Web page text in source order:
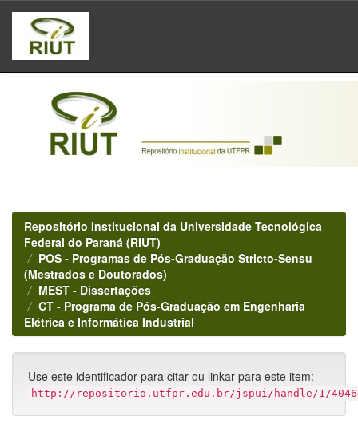
Skip
navigation
Repositório Institucional da Universidade Tecnológica
Federal do Paraná (RIUT)
POS - Programas de Pós-Graduação Stricto-Sensu
(Mestrados e Doutorados)
MEST - Dissertações
CT - Programa de Pós-Graduação em Engenharia
Elétrica e Informática Industrial
Use este identificador para citar ou linkar para este item:
http://repositorio.utfpr.edu.br/jspui/handle/1/